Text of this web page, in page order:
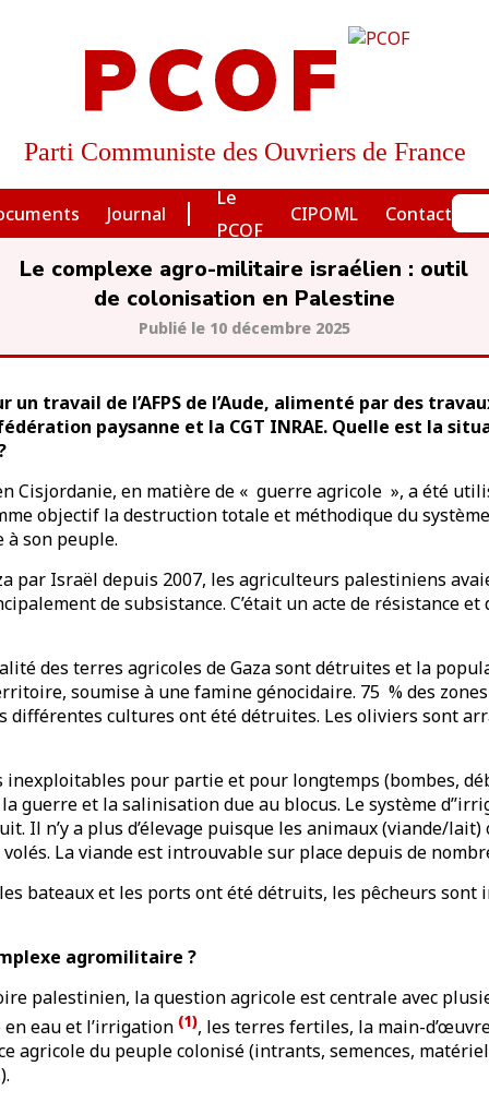
PCOF
Parti Communiste des Ouvriers de France
Journal
Le
PCOF
CIPOML Contact
Le complexe agro-militaire israélien : outil
de colonisation en Palestine
10 décembre 2025
un travail de l’AFPS de l’Aude, alimenté par des
paysanne et la CGT INRAE. Quelle est la
Cisjordanie, en matière de « guerre agricole », a été
objectif la destruction totale et méthodique du
son peuple.
par Israël depuis 2007, les agriculteurs palestiniens
de subsistance. C’était un acte de résistance
des terres agricoles de Gaza sont détruites et la
soumise à une famine génocidaire. 75 % des
différentes cultures ont été détruites. Les oliviers sont
pour partie et pour longtemps (bombes,
guerre et la salinisation due au blocus. Le système
Il n’y a plus d’élevage puisque les animaux (viande/
La viande est introuvable sur place depuis de
bateaux et les ports ont été détruits, les pêcheurs sont
agromilitaire ?
palestinien, la question agricole est centrale avec
eau et l’irrigation (1), les terres fertiles, la main-
agricole du peuple colonisé (intrants, semences,